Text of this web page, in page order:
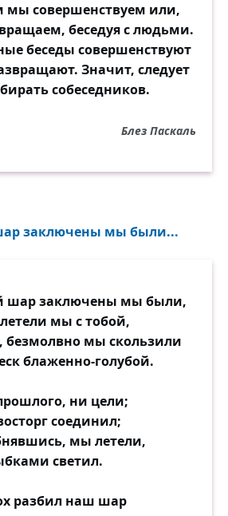
мы совершенствуем или,
беседуя с людьми.
беседы совершенствуют
Значит, следует
собеседников.
Блез Паскаль
заключены мы были...
шар заключены мы были,
мы с тобой,
безмолвно мы скользили
блаженно-голубой.
ни цели;
соединил;
мы летели,
светил.
разбил наш шар